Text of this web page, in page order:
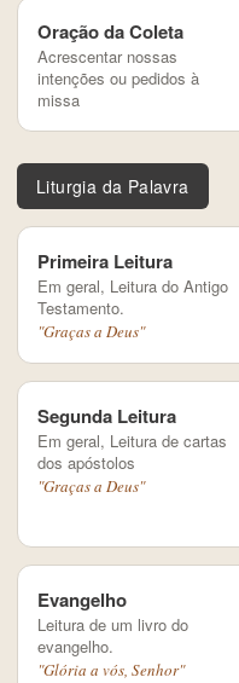
Oração da Coleta
Acrescentar nossas
intenções ou pedidos à
missa
Liturgia da Palavra
Primeira Leitura
Em geral, Leitura do Antigo
Testamento.
"Graças a Deus"
Segunda Leitura
Em geral, Leitura de cartas
dos apóstolos
"Graças a Deus"
Evangelho
Leitura de um livro do
evangelho.
"Glória a vós, Senhor"